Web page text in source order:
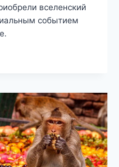
вселенский
событием